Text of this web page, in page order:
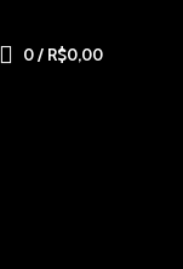
0/ R$0,00